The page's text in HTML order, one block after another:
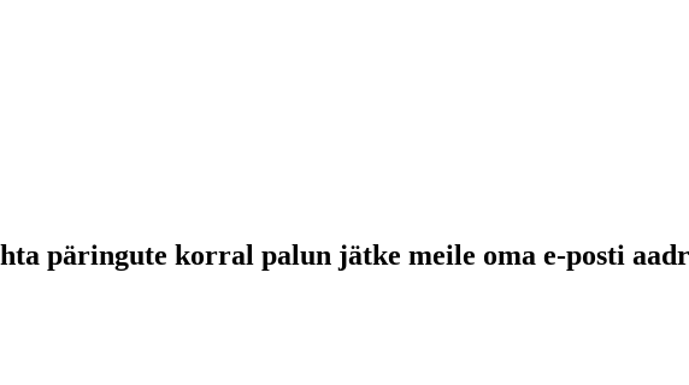
päringute korral palun jätke meile oma e-posti